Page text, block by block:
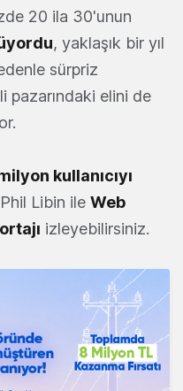
20 ila 30'unun
, yaklaşık bir yıl
sürpriz
pazarındaki elini de
kullanıcıyı
Libin ile Web
izleyebilirsiniz.